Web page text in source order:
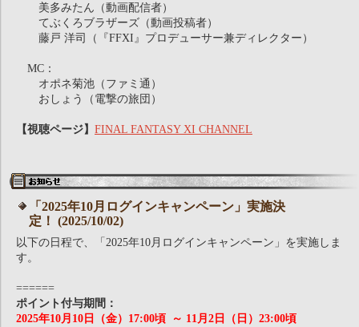
美多みたん（動画配信者）
てぶくろブラザーズ（動画投稿者）
藤戸 洋司（『FFXI』プロデューサー兼ディレクター）
MC：
オポネ菊池（ファミ通）
おしょう（電撃の旅団）
【視聴ページ】 FINAL FANTASY XI CHANNEL
「2025年10月ログインキャンペーン」実施決
定！ (2025/10/02)
以下の日程で、「2025年10月ログインキャンペーン」を実施しま
す。
======
ポイント付与期間：
2025年10月10日（金）17:00頃 ～ 11月2日（日）23:00頃